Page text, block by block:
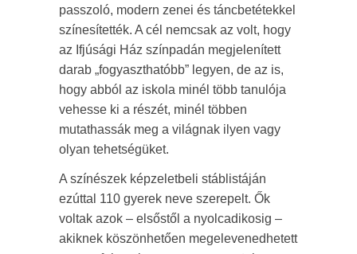
passzoló, modern zenei és táncbetétekkel
színesítették. A cél nemcsak az volt, hogy
az Ifjúsági Ház színpadán megjelenített
darab „fogyaszthatóbb” legyen, de az is,
hogy abból az iskola minél több tanulója
vehesse ki a részét, minél többen
mutathassák meg a világnak ilyen vagy
olyan tehetségüket.
A színészek képzeletbeli stáblistáján
ezúttal 110 gyerek neve szerepelt. Ők
voltak azok – elsőstől a nyolcadikosig –
akiknek köszönhetően megelevenedhetett